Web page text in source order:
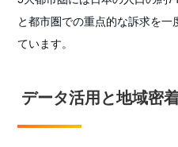
と都市圏での重点的な訴求を
ています。
データ活用と地域密